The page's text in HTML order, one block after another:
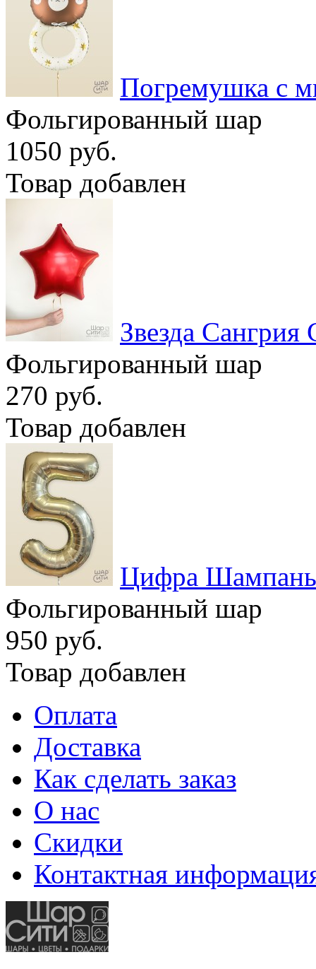
Погремушка с
Фольгированный шар
1050 руб.
Товар добавлен
Звезда Сангрия
Фольгированный шар
270 руб.
Товар добавлен
Цифра Шампань
Фольгированный шар
950 руб.
Товар добавлен
Оплата
Доставка
Как сделать заказ
О нас
Скидки
Контактная